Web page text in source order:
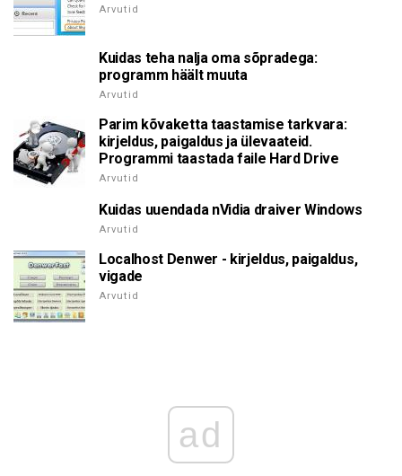
Arvutid
Kuidas teha nalja oma sõpradega:
programm häält muuta
Arvutid
Parim kõvaketta taastamise tarkvara:
kirjeldus, paigaldus ja ülevaateid.
Programmi taastada faile Hard Drive
Arvutid
Kuidas uuendada nVidia draiver Windows
Arvutid
Localhost Denwer - kirjeldus, paigaldus,
vigade
Arvutid
ad